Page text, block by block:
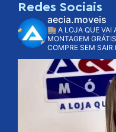
Redes Sociais
aecia.moveis
🏬 A LOJA QUE VAI
MONTAGEM GRÁTIS
COMPRE SEM